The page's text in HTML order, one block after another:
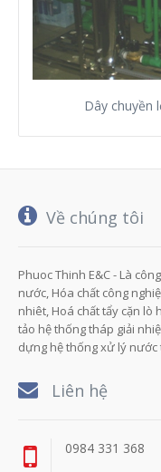
Dây chuyền
Về chúng tôi
Phuoc Thinh E&C - Là
nước, Hóa chất công
nhiêt, Hoá chất tẩy cặn lò
tảo hệ thống tháp giải
dựng hệ thống xử lý nước
Liên hệ
0984 331 368